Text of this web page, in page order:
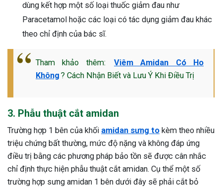
dùng kết hợp một số loại thuốc giảm đau như
Paracetamol hoặc các loại có tác dụng giảm đau khác
theo chỉ định của bác sĩ.
Tham khảo thêm:
Viêm Amidan Có Ho
Không ? Cách Nhận Biết và Lưu Ý Khi Điều Trị
3. Phẫu thuật cắt amidan
Trường hợp 1 bên của khối amidan sưng to kèm theo nhiều
triệu chứng bất thường, mức độ nặng và không đáp ứng
điều trị bằng các phương pháp bảo tồn sẽ được cân nhắc
chỉ định thực hiện phẫu thuật cắt amidan. Cụ thể một số
trường hợp sưng amidan 1 bên dưới đây sẽ phải cắt bỏ